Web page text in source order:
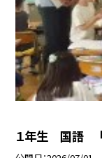
１年生 国語 「